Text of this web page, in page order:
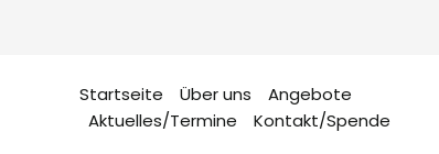
Startseite Über uns
Angebote
Aktuelles/Termine
Kontakt/Spende